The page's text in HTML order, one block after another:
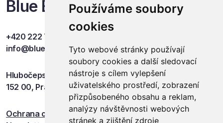
Používáme soubory
cookies
Tyto webové stránky používají
soubory cookies a další sledovací
nástroje s cílem vylepšení
uživatelského prostředí, zobrazení
přizpůsobeného obsahu a reklam,
analýzy návštěvnosti webových
stránek a zjištění zdroje
Blue Events
+420 222 749 841
info@blueevents.eu
Hlubočepská 701/38c
152 00, Praha 5
Ochrana osobních údajů